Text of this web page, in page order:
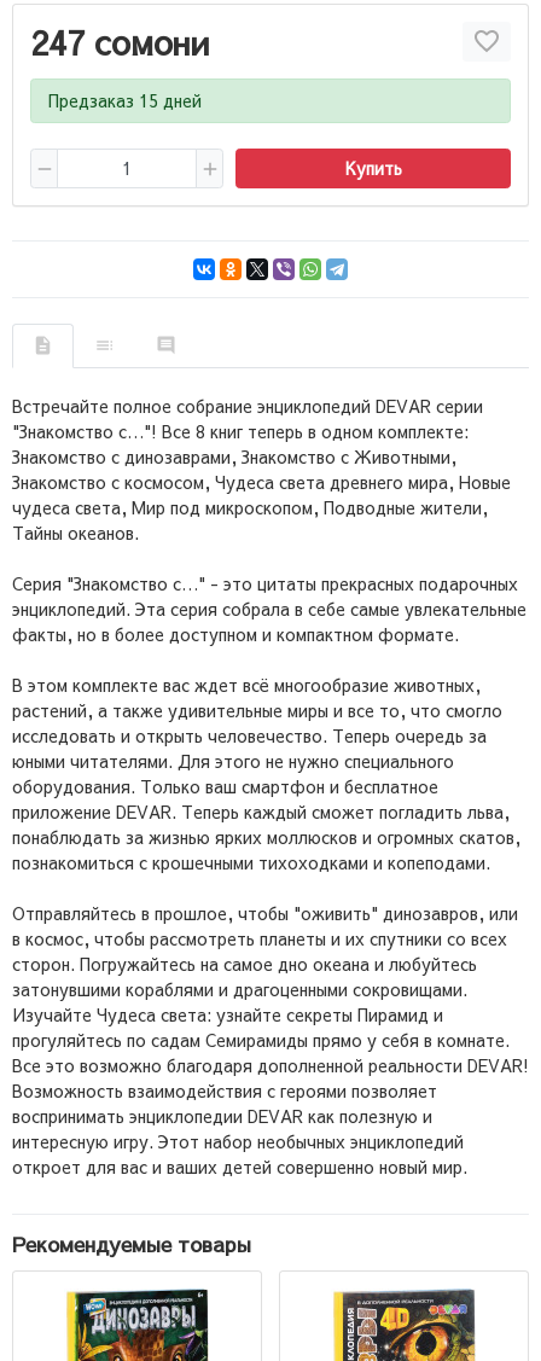
247 сомони
Предзаказ 15 дней
Купить
Встречайте полное собрание энциклопедий DEVAR серии
"Знакомство с…"! Все 8 книг теперь в одном комплекте:
Знакомство с динозаврами, Знакомство с Животными,
Знакомство с космосом, Чудеса света древнего мира, Новые
чудеса света, Мир под микроскопом, Подводные жители,
Тайны океанов.
Серия "Знакомство с…" - это цитаты прекрасных подарочных
энциклопедий. Эта серия собрала в себе самые увлекательные
факты, но в более доступном и компактном формате.
В этом комплекте вас ждет всё многообразие животных,
растений, а также удивительные миры и все то, что смогло
исследовать и открыть человечество. Теперь очередь за
юными читателями. Для этого не нужно специального
оборудования. Только ваш смартфон и бесплатное
приложение DEVAR. Теперь каждый сможет погладить льва,
понаблюдать за жизнью ярких моллюсков и огромных скатов,
познакомиться с крошечными тихоходками и копеподами.
Отправляйтесь в прошлое, чтобы "оживить" динозавров, или
в космос, чтобы рассмотреть планеты и их спутники со всех
сторон. Погружайтесь на самое дно океана и любуйтесь
затонувшими кораблями и драгоценными сокровищами.
Изучайте Чудеса света: узнайте секреты Пирамид и
прогуляйтесь по садам Семирамиды прямо у себя в комнате.
Все это возможно благодаря дополненной реальности DEVAR!
Возможность взаимодействия с героями позволяет
воспринимать энциклопедии DEVAR как полезную и
интересную игру. Этот набор необычных энциклопедий
откроет для вас и ваших детей совершенно новый мир.
Рекомендуемые товары